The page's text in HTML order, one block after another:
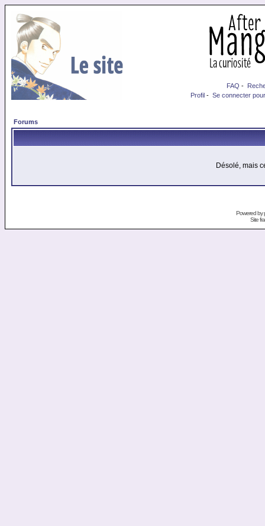
FAQ -
Profil - Se connecter
Forums
Désolé, mais
Powered by
Site